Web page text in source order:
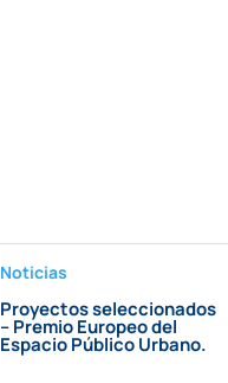
Noticias
Proyectos seleccionados
– Premio Europeo del
Espacio Público Urbano.